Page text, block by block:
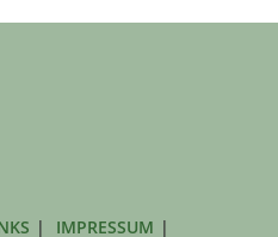
IMPRESSUM